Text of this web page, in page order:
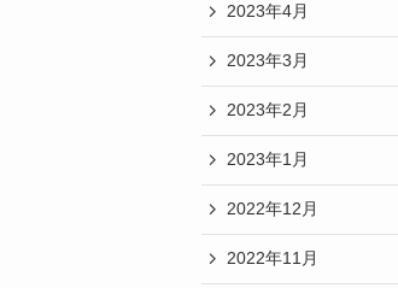
2023年4月
2023年3月
2023年2月
2023年1月
2022年12月
2022年11月